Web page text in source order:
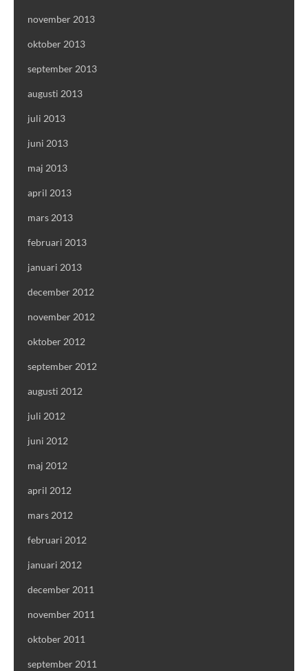
november 2013
oktober 2013
september 2013
augusti 2013
juli 2013
juni 2013
maj 2013
april 2013
mars 2013
februari 2013
januari 2013
december 2012
november 2012
oktober 2012
september 2012
augusti 2012
juli 2012
juni 2012
maj 2012
april 2012
mars 2012
februari 2012
januari 2012
december 2011
november 2011
oktober 2011
september 2011